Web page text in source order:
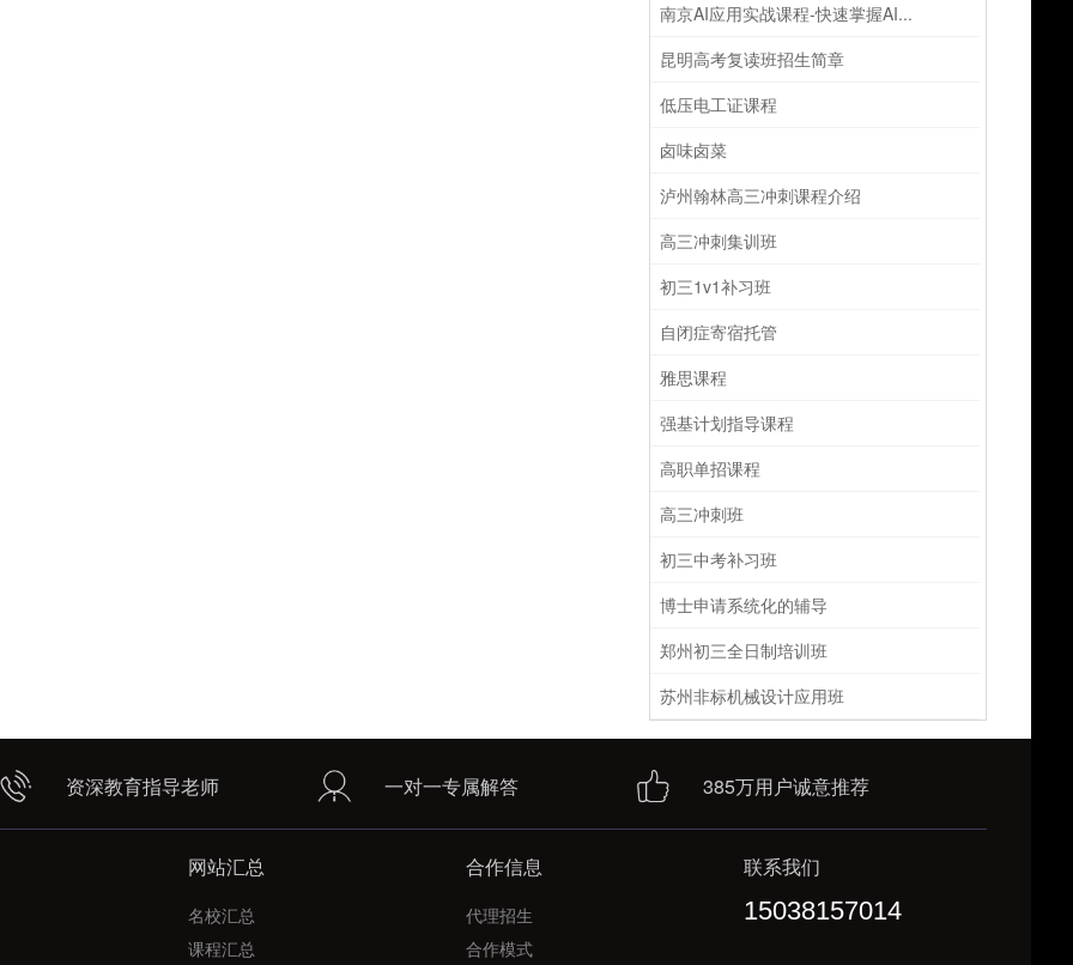
南京AI应用实战课程-快速掌握AI...
昆明高考复读班招生简章
低压电工证课程
卤味卤菜
泸州翰林高三冲刺课程介绍
高三冲刺集训班
初三1v1补习班
自闭症寄宿托管
雅思课程
强基计划指导课程
高职单招课程
高三冲刺班
初三中考补习班
博士申请系统化的辅导
郑州初三全日制培训班
苏州非标机械设计应用班
资深教育指导老师 一对一专属解答 385万用户诚意推荐
网站汇总
名校汇总
课程汇总
合作信息
代理招生
合作模式
联系我们
15038157014